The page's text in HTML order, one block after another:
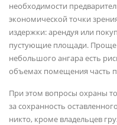
необходимости
экономической точки
издержки: арендуя или
пустующие площади. Проще
небольшого ангара есть
объемах помещения часть
При этом вопросы охраны
за сохранность
никто, кроме владельцев